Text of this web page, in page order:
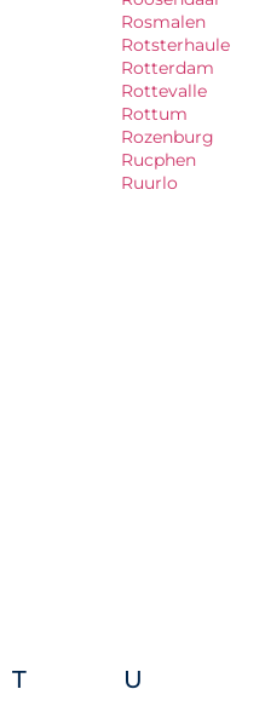
Rosmalen
Rotsterhaule
Rotterdam
Rottevalle
Rottum
Rozenburg
Rucphen
Ruurlo
T U